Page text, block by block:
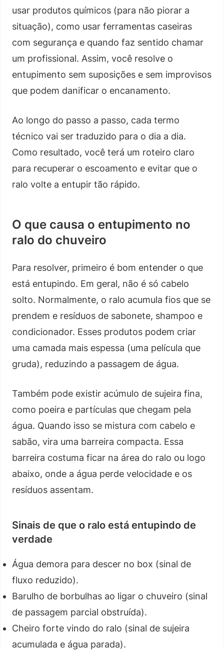
usar produtos químicos (para não piorar a
situação), como usar ferramentas caseiras
com segurança e quando faz sentido chamar
um profissional. Assim, você resolve o
entupimento sem suposições e sem improvisos
que podem danificar o encanamento.
Ao longo do passo a passo, cada termo
técnico vai ser traduzido para o dia a dia.
Como resultado, você terá um roteiro claro
para recuperar o escoamento e evitar que o
ralo volte a entupir tão rápido.
O que causa o entupimento no
ralo do chuveiro
Para resolver, primeiro é bom entender o que
está entupindo. Em geral, não é só cabelo
solto. Normalmente, o ralo acumula fios que se
prendem e resíduos de sabonete, shampoo e
condicionador. Esses produtos podem criar
uma camada mais espessa (uma película que
gruda), reduzindo a passagem de água.
Também pode existir acúmulo de sujeira fina,
como poeira e partículas que chegam pela
água. Quando isso se mistura com cabelo e
sabão, vira uma barreira compacta. Essa
barreira costuma ficar na área do ralo ou logo
abaixo, onde a água perde velocidade e os
resíduos assentam.
Sinais de que o ralo está entupindo de
verdade
Água demora para descer no box (sinal de
fluxo reduzido).
Barulho de borbulhas ao ligar o chuveiro (sinal
de passagem parcial obstruída).
Cheiro forte vindo do ralo (sinal de sujeira
acumulada e água parada).